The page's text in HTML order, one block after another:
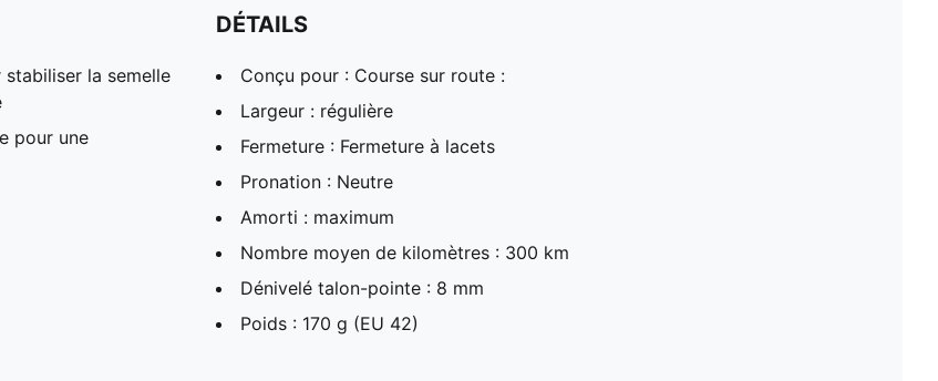
stabiliser la semelle
pour une
DÉTAILS
Conçu pour : Course sur route :
Largeur : régulière
Fermeture : Fermeture à lacets
Pronation : Neutre
Amorti : maximum
Nombre moyen de kilomètres : 300 km
Dénivelé talon-pointe : 8 mm
Poids : 170 g (EU 42)